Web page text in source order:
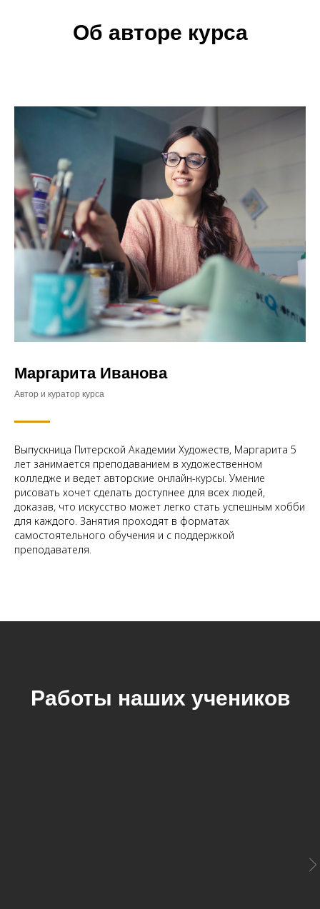
Об авторе курса
Маргарита Иванова
Автор и куратор курса
Выпускница Питерской Академии Художеств, Маргарита 5
лет занимается преподаванием в художественном
колледже и ведет авторские онлайн-курсы. Умение
рисовать хочет сделать доступнее для всех людей,
доказав, что искусство может легко стать успешным хобби
для каждого. Занятия проходят в форматах
самостоятельного обучения и с поддержкой
преподавателя.
Работы наших учеников